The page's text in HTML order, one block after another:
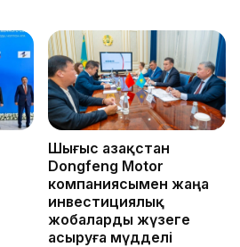
Шығыс Қазақстан
Dongfeng Motor
компаниясымен жаңа
инвестициялық
жобаларды жүзеге
асыруға мүдделі